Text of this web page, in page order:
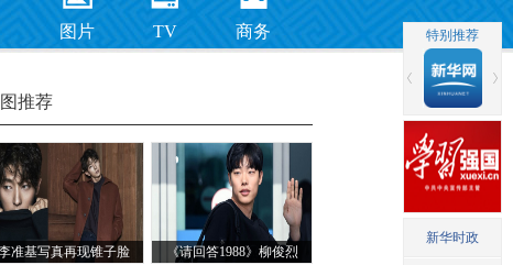
图片 TV 商务
推荐
准基写真再现锥子脸
《请回答1988》柳俊烈